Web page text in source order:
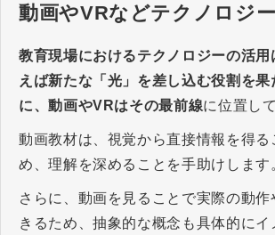
動画やVRなどテクノロジ
教育現場におけるテクノロジーの活用
えば新たな「光」を差し込む役割を
に、動画やVRはその最前線に位置し
動画教材は、視覚から直接情報を得る
め、理解を深めることを手助けします
さらに、動画を見ることで実際の動
きるため、抽象的な概念も具体的にイ